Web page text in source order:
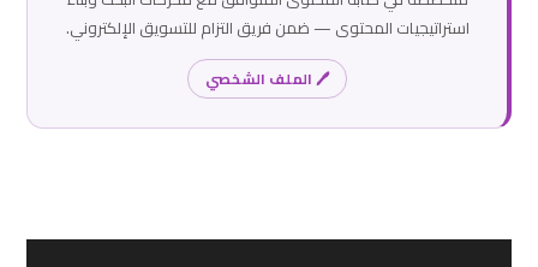
استراتيجيات المحتوى — ضمن فريق التزام للتسويق الإلكتروني.
🖊 الملف الشخصي